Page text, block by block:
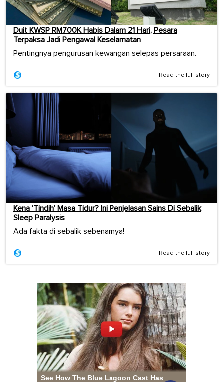
Duit KWSP RM700K Habis Dalam 21 Hari, Pesara
Terpaksa Jadi Pengawal Keselamatan
Pentingnya pengurusan kewangan selepas persaraan.
Read the full story
Kena ‘Tindih’ Masa Tidur? Ini Penjelasan Sains Di Sebalik
Sleep Paralysis
Ada fakta di sebalik sebenarnya!
Read the full story